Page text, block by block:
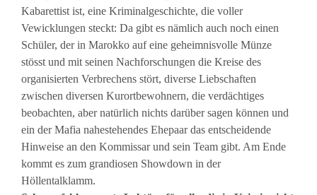
Kabarettist ist, eine Kriminalgeschichte, die voller
Vewicklungen steckt: Da gibt es nämlich auch noch einen
Schüler, der in Marokko auf eine geheimnisvolle Münze
stösst und mit seinen Nachforschungen die Kreise des
organisierten Verbrechens stört, diverse Liebschaften
zwischen diversen Kurortbewohnern, die verdächtiges
beobachten, aber natürlich nichts darüber sagen können und
ein der Mafia nahestehendes Ehepaar das entscheidende
Hinweise an den Kommissar und sein Team gibt. Am Ende
kommt es zum grandiosen Showdown in der
Höllentalklamm.